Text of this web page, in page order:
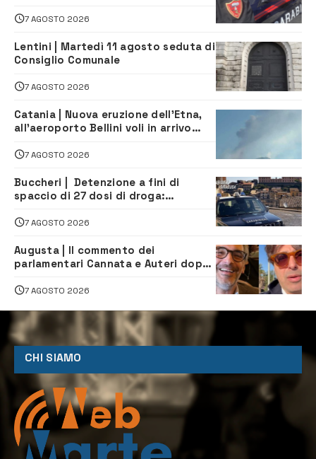
7 AGOSTO 2026
Lentini | Martedì 11 agosto seduta di
Consiglio Comunale
7 AGOSTO 2026
Catania | Nuova eruzione dell’Etna,
all’aeroporto Bellini voli in arrivo
7 AGOSTO 2026
Buccheri | Detenzione a fini di
spaccio di 27 dosi di droga:
7 AGOSTO 2026
Augusta | Il commento dei
parlamentari Cannata e Auteri dopo
depuratore
7 AGOSTO 2026
CHI SIAMO